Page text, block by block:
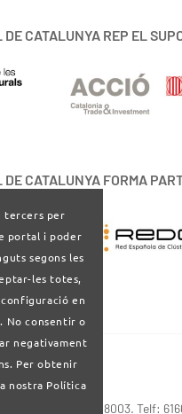
CATALUNYA REP EL
CATALUNYA FORMA
. Barcelona 08003. Telf:
tercers per
portal i poder
segons les
les totes,
en
No consentir o
negativament
Per obtenir
nostra Política